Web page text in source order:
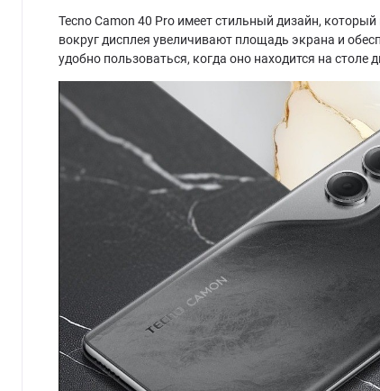
Tecno Camon 40 Pro имеет стильный дизайн,
вокруг дисплея увеличивают площадь экрана и
удобно пользоваться, когда оно находится на столе